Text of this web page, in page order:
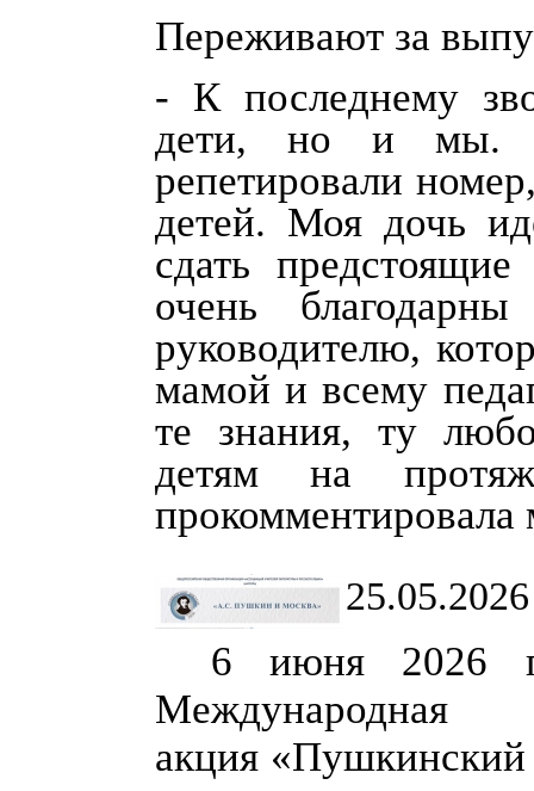
Переживают за
- К последнему
дети, но и мы.
репетировали
детей. Моя дочь
сдать
очень
руководителю,
мамой и всему
те знания, ту
детям на
25.05.2026
6 июня 2026
Международная
акция «Пушкинский